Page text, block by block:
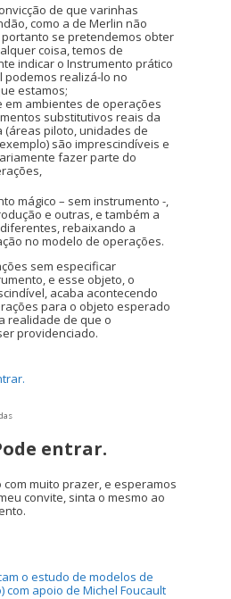
de que varinhas
como a de Merlin não
portanto se pretendemos obter
coisa, temos de
indicar o Instrumento prático
podemos realizá-lo no
estamos;
em ambientes de operações
substitutivos reais da
(áreas piloto, unidades de
são imprescindíveis e
fazer parte do
mágico – sem instrumento -,
e outras, e também a
rebaixando a
no modelo de operações.
sem especificar
e esse objeto, o
acaba acontecendo
para o objeto esperado
realidade de que o
providenciado.
entrar.
muito prazer, e esperamos
convite, sinta o mesmo ao
o estudo de modelos de
apoio de Michel Foucault